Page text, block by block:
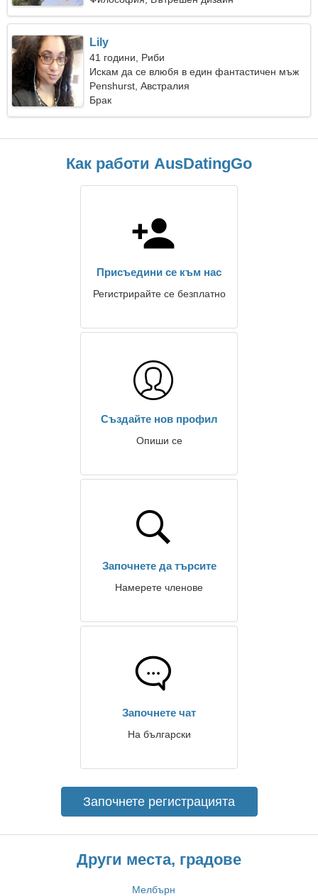
Lily
41 години, Риби
Искам да се влюбя в един фантастичен мъж
Penshurst, Австралия
Брак
Как работи AusDatingGo
Присъедини се към нас
Регистрирайте се безплатно
Създайте нов профил
Опиши се
Започнете да търсите
Намерете членове
Започнете чат
На български
Започнете регистрацията
Други места, градове
Мелбърн